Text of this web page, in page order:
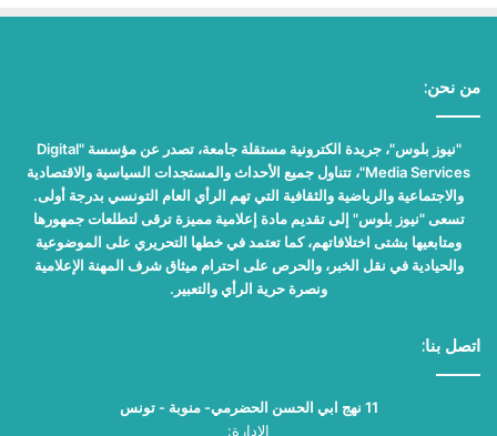
من نحن:
"نيوز بلوس"، جريدة الكترونية مستقلة جامعة، تصدر عن مؤسسة "Digital
Media Services"، تتناول جميع الأحداث والمستجدات السياسية والاقتصادية
والاجتماعية والرياضية والثقافية التي تهم الرأي العام التونسي بدرجة أولى.
تسعى "نيوز بلوس" إلى تقديم مادة إعلامية مميزة ترقى لتطلعات جمهورها
ومتابعيها بشتى اختلافاتهم، كما تعتمد في خطها التحريري على الموضوعية
والحيادية في نقل الخبر، والحرص على احترام ميثاق شرف المهنة الإعلامية
ونصرة حرية الرأي والتعبير.
اتصل بنا:
11 نهج ابي الحسن الحضرمي- منوبة - تونس
الإدارة: